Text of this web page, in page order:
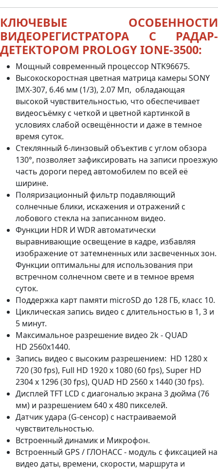
КЛЮЧЕВЫЕ ОСОБЕННОСТИ
ВИДЕОРЕГИСТРАТОРА С РАДАР-
ДЕТЕКТОРОМ PROLOGY IONE-3500:
Мощный современный процессор NTK96675.
Высокоскоростная цветная матрица камеры SONY
IMX-307, 6.46 мм (1/3), 2.07 Мп, обладающая
высокой чувствительностью, что обеспечивает
видеосъёмку с четкой и цветной картинкой в
условиях слабой освещённости и даже в темное
время суток.
Стеклянный 6-линзовый объектив с углом обзора
130°, позволяет зафиксировать на записи проезжую
часть дороги перед автомобилем по всей её
ширине.
Поляризационный фильтр подавляющий
солнечные блики, искажения и отражений с
лобового стекла на записанном видео.
Функции HDR И WDR автоматически
выравнивающие освещение в кадре, избавляя
изображение от затемненных или засвеченных зон.
Функции оптимальны для использования при
встречном солнечном свете и в темное время
суток.
Поддержка карт памяти microSD до 128 ГБ, класс 10.
Циклическая запись видео с длительностью в 1, 3 и
5 минут.
Максимальное разрешение видео 2k - QUAD
HD 2560x1440.
Запись видео с высоким разрешением: HD 1280 x
720 (30 fps), Full HD 1920 x 1080 (60 fps), Super HD
2304 x 1296 (30 fps), QUAD HD 2560 x 1440 (30 fps).
Дисплей TFT LCD с диагональю экрана 3 дюйма (76
мм) и разрешением 640 x 480 пикселей.
Датчик удара (G-сенсор) с настраиваемой
чувствительностью.
Встроенный динамик и Микрофон.
Встроенный GPS / ГЛОНАСС - модуль с фиксацией на
видео даты, времени, скорости, маршрута и